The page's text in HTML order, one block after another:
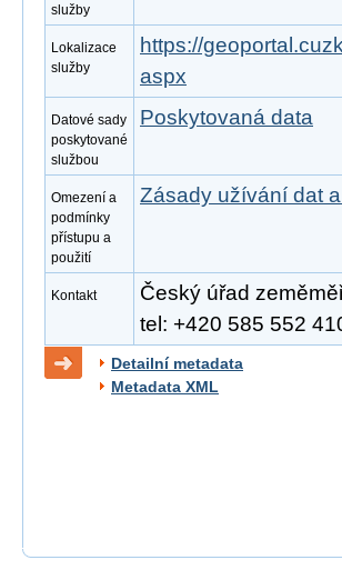
služby
Lokalizace
služby
https://
aspx
Datové sady
poskytované
službou
Poskytovaná data
Omezení a
podmínky
přístupu a
použití
Zásady užívání dat
Kontakt
Český úřad
tel: +420 585 552
Detailní metadata
Metadata XML